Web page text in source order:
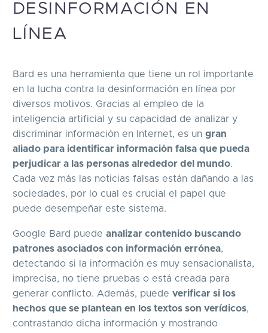
DESINFORMACIÓN EN
LÍNEA
Bard es una herramienta que tiene un rol importante
en la lucha contra la desinformación en línea por
diversos motivos. Gracias al empleo de la
inteligencia artificial y su capacidad de analizar y
discriminar información en Internet, es un gran
aliado para identificar información falsa que pueda
perjudicar a las personas alrededor del mundo.
Cada vez más las noticias falsas están dañando a las
sociedades, por lo cual es crucial el papel que
puede desempeñar este sistema.
Google Bard puede analizar contenido buscando
patrones asociados con información errónea,
detectando si la información es muy sensacionalista,
imprecisa, no tiene pruebas o está creada para
generar conflicto. Además, puede verificar si los
hechos que se plantean en los textos son verídicos,
contrastando dicha información y mostrando